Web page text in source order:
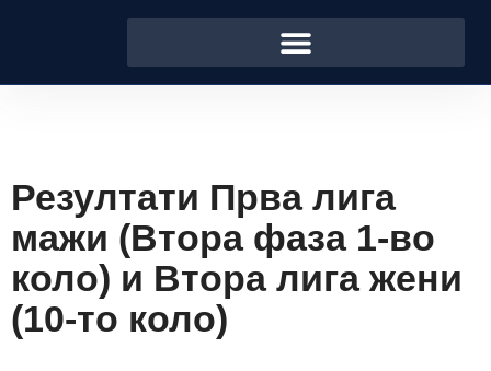
Резултати Прва лига
мажи (Втора фаза 1-во
коло) и Втора лига жени
(10-то коло)